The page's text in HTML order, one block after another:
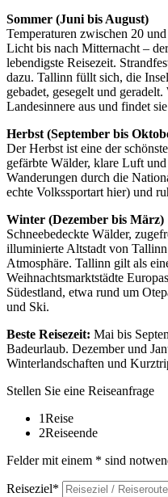
Sommer (Juni bis August)
Temperaturen zwischen 20
Licht bis nach Mitternacht –
lebendigste Reisezeit.
dazu. Tallinn füllt sich, die
gebadet, gesegelt und
Landesinnere aus und findet
Herbst (September bis
Der Herbst ist eine der
gefärbte Wälder, klare Luft
Wanderungen durch die
echte Volkssportart hier) und
Winter (Dezember bis März)
Schneebedeckte Wälder,
illuminierte Altstadt von
Atmosphäre. Tallinn gilt als
Weihnachtsmarktstädte
Südestland, etwa rund um
und Ski.
Beste Reisezeit: Mai bis
Badeurlaub. Dezember und
Winterlandschaften und
Stellen Sie eine Reiseanfrage
1Reise
2Reiseende
Felder mit einem * sind
Reiseziel*